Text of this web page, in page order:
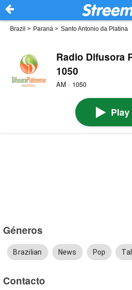
Brazil > Paraná > Santo Antonio da Platina
Radio Difusora
1050
AM · 1050
Play
Géneros
Brazilian News Pop
Contacto